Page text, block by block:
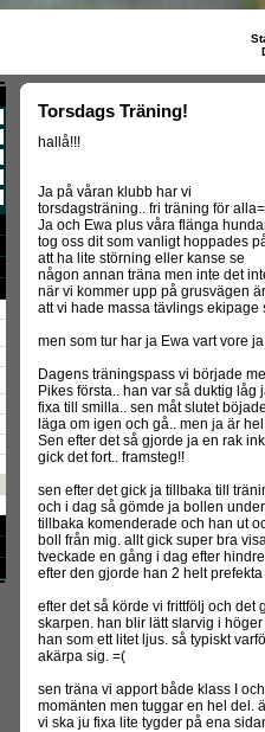
Torsdags Träning!
hallå!!!
Ja på våran klubb har vi
torsdagsträning.. fri träning för
Ja och Ewa plus våra flänga
tog oss dit som vanligt hoppades
att ha lite störning eller kanse se
någon annan träna men inte det
när vi kommer upp på grusvägen
att vi hade massa tävlings
men som tur har ja Ewa vart vore
Dagens träningspass vi började
Pikes första.. han var så duktig
fixa till smilla.. sen måt slutet
läga om igen och gå.. men ja är
Sen efter det så gjorde ja en rak
gick det fort.. framsteg!!
sen efter det gick ja tillbaka till
och i dag så gömde ja bollen
tillbaka komenderade och han ut
boll från mig. allt gick super bra
tveckade en gång i dag efter
efter den gjorde han 2 helt
efter det så körde vi frittfölj och det
skarpen. han blir lätt slarvig i
han som ett litet ljus. så typiskt
akärpa sig. =(
sen träna vi apport både klass I
momänten men tuggar en hel del.
vi ska ju fixa lite tygder på ena